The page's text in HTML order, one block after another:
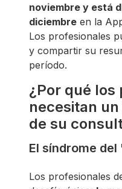
noviembre y está
diciembre en la
Los profesionales
y compartir su
período.
¿Por qué los
necesitan
de su
El síndrome
Los profesionales